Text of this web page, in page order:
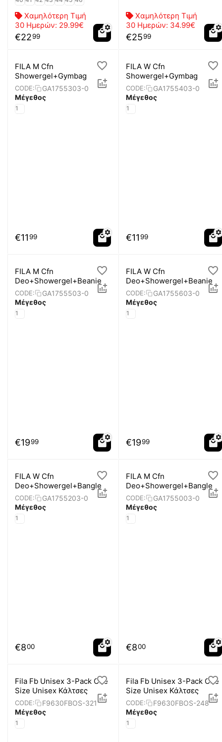
Χαμηλότερη Τιμή
30 Ημερών: 29.99€
€2299
Χαμηλότερη Τιμή
30 Ημερών: 34.99€
€2599
FILA M Cfn
Showergel+Gymbag
CODE:
GA1755303-0
Μέγεθος
1
€11 99
FILA W Cfn
Showergel+Gymbag
CODE:
GA1755403-0
Μέγεθος
1
€11 99
FILA M Cfn
Deo+Showergel+Beanie
CODE:
GA1755503-0
Μέγεθος
1
€1999
FILA W Cfn
Deo+Showergel+Beanie
CODE:
GA1755603-0
Μέγεθος
1
€1999
FILA W Cfn
Deo+Showergel+Bangle
CODE:
GA1755203-0
Μέγεθος
1
€800
FILA M Cfn
Deo+Showergel+Bangle
CODE:
GA1755003-0
Μέγεθος
1
€800
Fila Fb Unisex 3-Pack One
Size Unisex Κάλτσες
CODE:
F9630FBOS-321
Μέγεθος
1
Fila Fb Unisex 3-Pack One
Size Unisex Κάλτσες
CODE:
F9630FBOS-248
Μέγεθος
1